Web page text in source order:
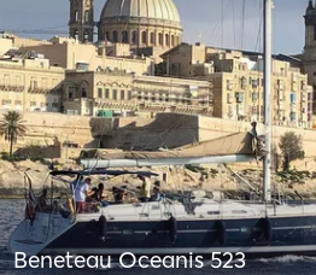
Beneteau Oceanis 523